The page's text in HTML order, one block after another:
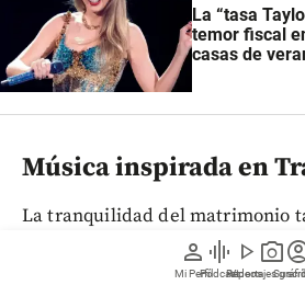
person
Mi Perfil
graphic_eq
Pódcast
play_arrow
Videos
photo_camera
Reportajes
La “tasa
temor fiscal
casas de
Música inspirada en
La tranquilidad del matrimonio
alimentando el proceso creativo
fuente citada por elDaily Mail,